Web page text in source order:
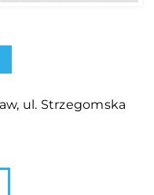
ul. Strzegomska